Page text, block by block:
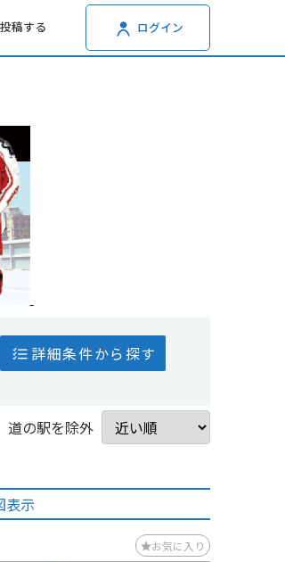
投稿する ログイン
詳細条件から探す
道の駅を除外
表示
お気に入り